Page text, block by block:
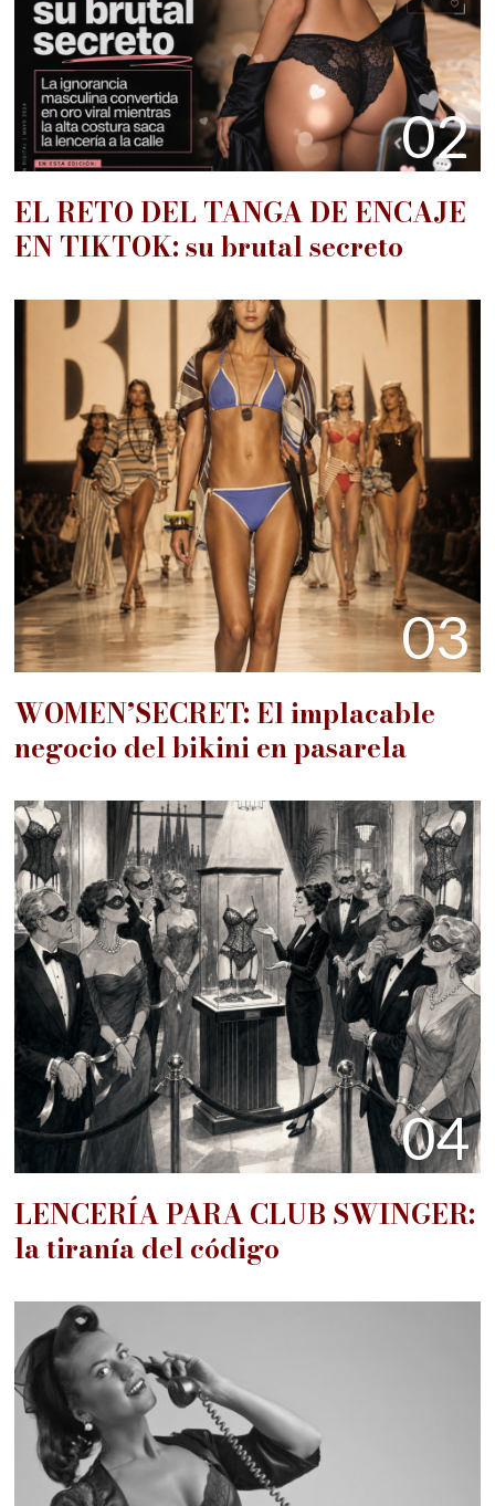
02
EL RETO DEL TANGA DE ENCAJE
EN TIKTOK: su brutal secreto
03
WOMEN’SECRET: El implacable
negocio del bikini en pasarela
04
LENCERÍA PARA CLUB SWINGER:
la tiranía del código